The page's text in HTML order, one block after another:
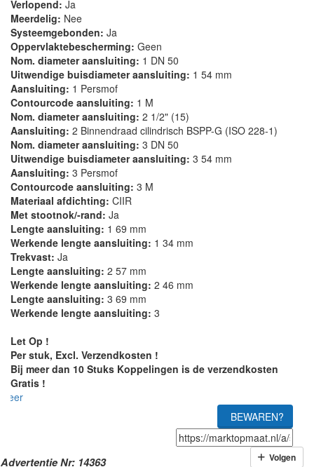
Verlopend: Ja
Meerdelig: Nee
Systeemgebonden: Ja
Oppervlaktebescherming: Geen
Nom. diameter aansluiting: 1 DN 50
Uitwendige buisdiameter aansluiting: 1 54 mm
Aansluiting: 1 Persmof
Contourcode aansluiting: 1 M
Nom. diameter aansluiting: 2 1/2" (15)
Aansluiting: 2 Binnendraad cilindrisch BSPP-G (ISO 228-1)
Nom. diameter aansluiting: 3 DN 50
Uitwendige buisdiameter aansluiting: 3 54 mm
Aansluiting: 3 Persmof
Contourcode aansluiting: 3 M
Materiaal afdichting: CIIR
Met stootnok/-rand: Ja
Lengte aansluiting: 1 69 mm
Werkende lengte aansluiting: 1 34 mm
Trekvast: Ja
Lengte aansluiting: 2 57 mm
Werkende lengte aansluiting: 2 46 mm
Lengte aansluiting: 3 69 mm
Werkende lengte aansluiting: 3
Let Op !
Per stuk, Excl. Verzendkosten !
Bij meer dan 10 Stuks Koppelingen is de verzendkosten
Gratis !
meer
BEWAREN?
Advertentie Nr: 14363 Volgen